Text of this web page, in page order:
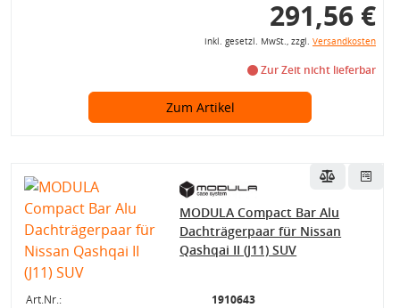
291,56 €
inkl. gesetzl. MwSt., zzgl. Versandkosten
Zur Zeit nicht lieferbar
Zum Artikel
MODULA Compact Bar Alu
Dachträgerpaar für Nissan
Qashqai II (J11) SUV
Art.Nr.:
1910643